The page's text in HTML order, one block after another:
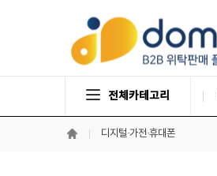
전체카테고리
디지털·가전·휴대폰